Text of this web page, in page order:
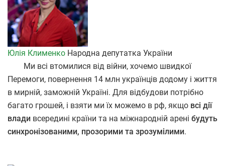
Юлія Клименко Народна депутатка України
Ми всі втомилися від війни, хочемо швидкої
Перемоги, повернення 14 млн українців додому і життя
в мирній, заможній Україні. Для відбудови потрібно
багато грошей, і взяти ми їх можемо в рф, якщо всі дії
влади всередині країни та на міжнародній арені будуть
синхронізованими, прозорими та зрозумілими.